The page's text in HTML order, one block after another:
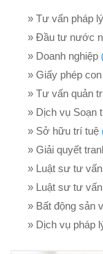
» Tư vấn pháp
» Đầu tư nước
» Doanh nghiệp
» Giấy phép con
» Tư vấn quản
» Dịch vụ Soạn
» Sở hữu trí tuệ
» Giải quyết
» Luật sư tư
» Luật sư tư
» Bất động sản
» Dịch vụ pháp